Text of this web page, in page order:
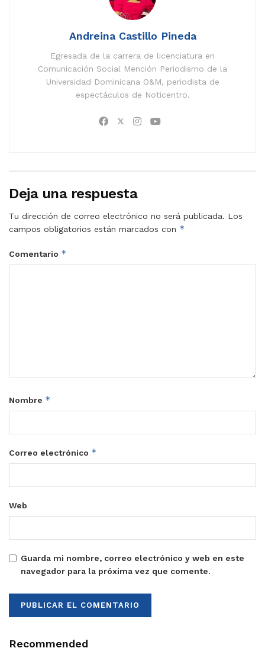
Andreina Castillo Pineda
Egresada de la carrera de licenciatura en
Comunicación Social Mención Periodismo de la
Universidad Dominicana O&M, periodista de
espectáculos de Noticentro.
Deja una respuesta
Tu dirección de correo electrónico no será publicada. Los
campos obligatorios están marcados con *
Comentario *
Nombre *
Correo electrónico *
Web
Guarda mi nombre, correo electrónico y web en este
navegador para la próxima vez que comente.
Recommended